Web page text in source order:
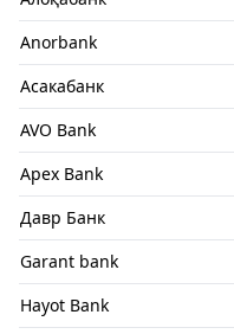
Anorbank
Асакабанк
AVO Bank
Apex Bank
Давр Банк
Garant bank
Hayot Bank